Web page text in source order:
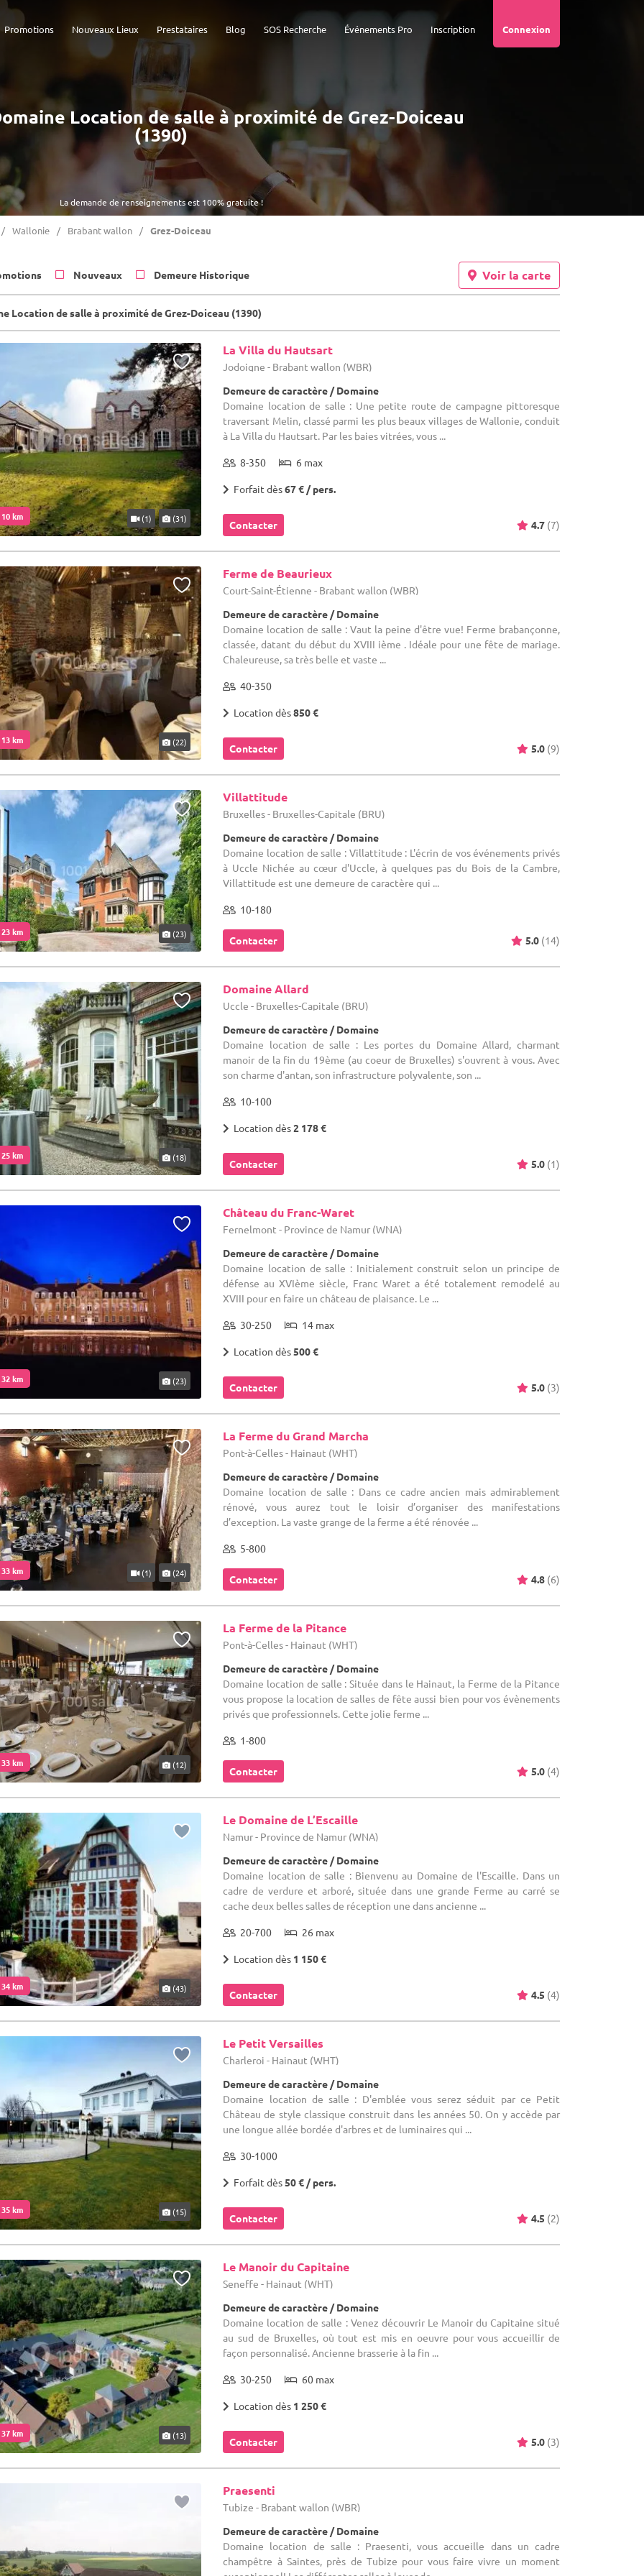
Connexion
Inscription
Événements Pro
SOS Recherche
Blog
Prestataires
Nouveaux Lieux
Promotions
La demande de renseignements est 100% gratuite !
Location de salle à proximité de Grez-Doiceau
(1390)
Wallonie Brabant wallon Grez-Doiceau
Nouveaux Demeure Historique Voir la carte
Location de salle à proximité de Grez-Doiceau (1390)
km (1) (31)
La Villa du Hautsart
Jodoigne - Brabant wallon (WBR)
Demeure de caractère / Domaine
Domaine location de salle : Une petite route de campagne pittoresque
traversant Melin, classé parmi les plus beaux villages de Wallonie, conduit
à La Villa du Hautsart. Par les baies vitrées, vous ...
8-350 6 max
Forfait dès67 € / pers.
Contacter 4.7 (7)
km (22)
Ferme de Beaurieux
Court-Saint-Étienne - Brabant wallon (WBR)
Demeure de caractère / Domaine
Domaine location de salle : Vaut la peine d'être vue! Ferme brabançonne,
classée, datant du début du XVIII ième . Idéale pour une fête de mariage.
Chaleureuse, sa très belle et vaste ...
40-350
Location dès850 €
Contacter 5.0 (9)
km (23)
Villattitude
Bruxelles - Bruxelles-Capitale (BRU)
Demeure de caractère / Domaine
Domaine location de salle : Villattitude : L'écrin de vos événements privés
à Uccle Nichée au cœur d'Uccle, à quelques pas du Bois de la Cambre,
Villattitude est une demeure de caractère qui ...
10-180
Contacter 5.0 (14)
km (18)
Domaine Allard
Uccle - Bruxelles-Capitale (BRU)
Demeure de caractère / Domaine
Domaine location de salle : Les portes du Domaine Allard, charmant
manoir de la fin du 19ème (au coeur de Bruxelles) s'ouvrent à vous. Avec
son charme d'antan, son infrastructure polyvalente, son ...
10-100
Location dès2 178 €
Contacter 5.0 (1)
km (23)
Château du Franc-Waret
Fernelmont - Province de Namur (WNA)
Demeure de caractère / Domaine
Domaine location de salle : Initialement construit selon un principe de
défense au XVIème siècle, Franc Waret a été totalement remodelé au
XVIII pour en faire un château de plaisance. Le ...
30-250 14 max
Location dès500 €
Contacter 5.0 (3)
km (1) (24)
La Ferme du Grand Marcha
Pont-à-Celles - Hainaut (WHT)
Demeure de caractère / Domaine
Domaine location de salle : Dans ce cadre ancien mais admirablement
rénové, vous aurez tout le loisir d’organiser des manifestations
d’exception. La vaste grange de la ferme a été rénovée ...
5-800
Contacter 4.8 (6)
km (12)
La Ferme de la Pitance
Pont-à-Celles - Hainaut (WHT)
Demeure de caractère / Domaine
Domaine location de salle : Située dans le Hainaut, la Ferme de la Pitance
vous propose la location de salles de fête aussi bien pour vos évènements
privés que professionnels. Cette jolie ferme ...
1-800
Contacter 5.0 (4)
km (43)
Le Domaine de L’Escaille
Namur - Province de Namur (WNA)
Demeure de caractère / Domaine
Domaine location de salle : Bienvenu au Domaine de l'Escaille. Dans un
cadre de verdure et arboré, située dans une grande Ferme au carré se
cache deux belles salles de réception une dans ancienne ...
20-700 26 max
Location dès 1 150 €
Contacter 4.5 (4)
km (15)
Le Petit Versailles
Charleroi - Hainaut (WHT)
Demeure de caractère / Domaine
Domaine location de salle : D'emblée vous serez séduit par ce Petit
Château de style classique construit dans les années 50. On y accède par
une longue allée bordée d'arbres et de luminaires qui ...
30-1000
Forfait dès50 € / pers.
Contacter 4.5 (2)
km (13)
Le Manoir du Capitaine
Seneffe - Hainaut (WHT)
Demeure de caractère / Domaine
Domaine location de salle : Venez découvrir Le Manoir du Capitaine situé
au sud de Bruxelles, où tout est mis en oeuvre pour vous accueillir de
façon personnalisé. Ancienne brasserie à la fin ...
30-250 60 max
Location dès 1 250 €
Contacter 5.0 (3)
Praesenti
Tubize - Brabant wallon (WBR)
Demeure de caractère / Domaine
Domaine location de salle : Praesenti, vous accueille dans un cadre
champêtre à Saintes, près de Tubize pour vous faire vivre un moment